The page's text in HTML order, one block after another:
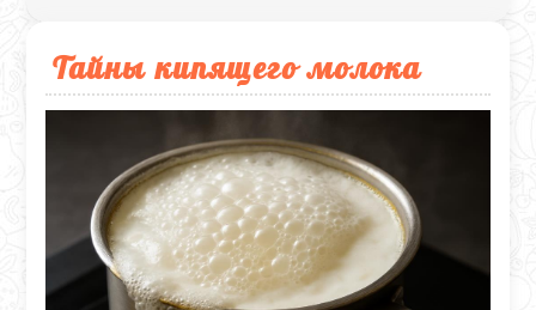
Тайны кипящего молока